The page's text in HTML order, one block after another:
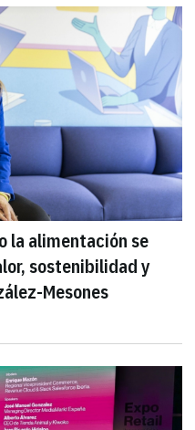
la alimentación se
sostenibilidad y
Mesones